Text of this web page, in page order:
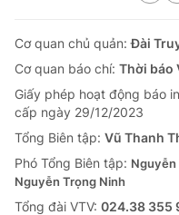
Cơ quan chủ quản:Đài
Cơ quan báo chí: Thời báo
Giấy phép hoạt động báo
cấp ngày 29/12/2023
Tổng Biên tập: Vũ Thanh
Phó Tổng Biên tập: Nguyễn
Nguyễn Trọng Ninh
Tổng đài VTV: 024.38 355